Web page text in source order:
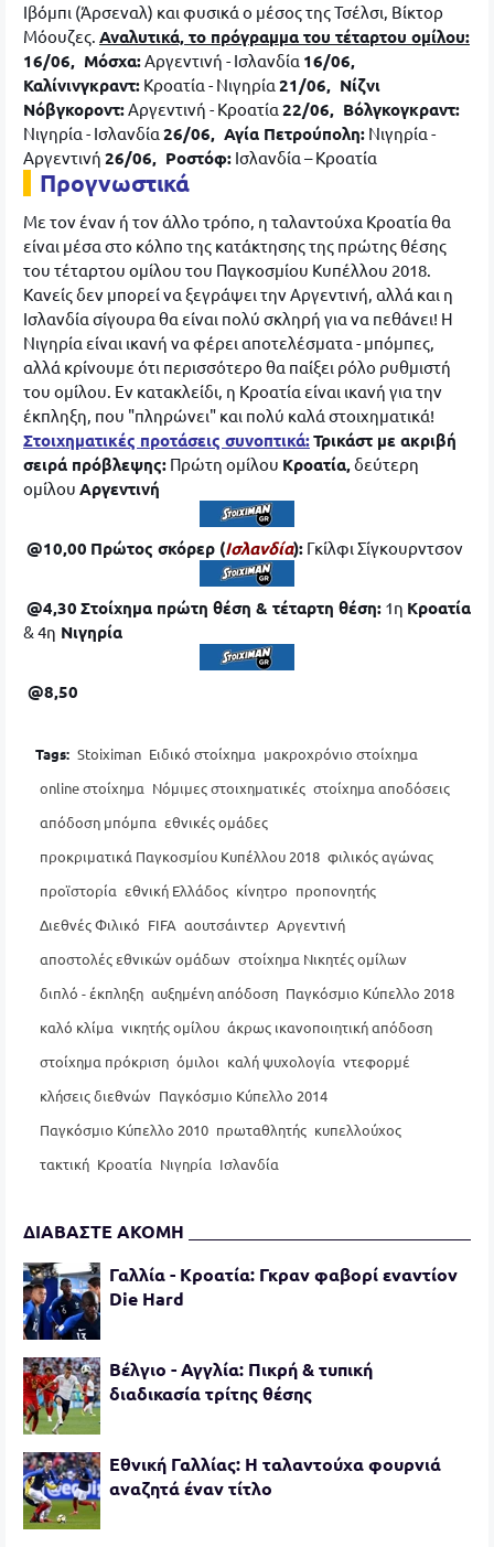
Ιβόμπι (Άρσεναλ) και φυσικά ο μέσος της Τσέλσι, Βίκτορ
Μόουζες. Αναλυτικά, το πρόγραμμα του τέταρτου ομίλου:
16/06, Μόσχα:Αργεντινή - Ισλανδία 16/06,
Καλίνινγκραντ: Κροατία - Νιγηρία 21/06, Νίζνι
Νόβγκοροντ:Αργεντινή - Κροατία 22/06, Βόλγκογκραντ:
Νιγηρία - Ισλανδία 26/06, Αγία Πετρούπολη: Νιγηρία -
Αργεντινή 26/06, Ροστόφ: Ισλανδία – Κροατία
Προγνωστικά
Με τον έναν ή τον άλλο τρόπο, η ταλαντούχα Κροατία θα
είναι μέσα στο κόλπο της κατάκτησης της πρώτης θέσης
του τέταρτου ομίλου του Παγκοσμίου Κυπέλλου 2018.
Κανείς δεν μπορεί να ξεγράψει την Αργεντινή, αλλά και η
Ισλανδία σίγουρα θα είναι πολύ σκληρή για να πεθάνει! Η
Νιγηρία είναι ικανή να φέρει αποτελέσματα - μπόμπες,
αλλά κρίνουμε ότι περισσότερο θα παίξει ρόλο ρυθμιστή
του ομίλου. Εν κατακλείδι, η Κροατία είναι ικανή για την
έκπληξη, που "πληρώνει" και πολύ καλά στοιχηματικά!
Στοιχηματικές προτάσεις συνοπτικά:Τρικάστ με ακριβή
σειρά πρόβλεψης: Πρώτη ομίλου Κροατία,δεύτερη
ομίλου Αργεντινή
@10,00 Πρώτος σκόρερ (Ισλανδία): Γκίλφι Σίγκουρντσον
@4,30 Στοίχημα πρώτη θέση & τέταρτη θέση: 1η Κροατία
& 4η Νιγηρία
@8,50
Tags: Stoiximan Ειδικό στοίχημα μακροχρόνιο στοίχημα
online στοίχημα Νόμιμες στοιχηματικές στοίχημα αποδόσεις
απόδοση μπόμπα εθνικές ομάδες
προκριματικά Παγκοσμίου Κυπέλλου 2018 φιλικός αγώνας
προϊστορία εθνική Ελλάδος κίνητρο προπονητής
Διεθνές Φιλικό FIFA αουτσάιντερ Αργεντινή
αποστολές εθνικών ομάδων στοίχημα Νικητές ομίλων
διπλό - έκπληξη αυξημένη απόδοση Παγκόσμιο Κύπελλο 2018
καλό κλίμα νικητής ομίλου άκρως ικανοποιητική απόδοση
στοίχημα πρόκριση όμιλοι καλή ψυχολογία ντεφορμέ
κλήσεις διεθνών Παγκόσμιο Κύπελλο 2014
Παγκόσμιο Κύπελλο 2010 πρωταθλητής κυπελλούχος
τακτική Κροατία Νιγηρία Ισλανδία
ΔΙΑΒΑΣΤΕ ΑΚΟΜΗ
Γαλλία - Κροατία: Γκραν φαβορί εναντίον
Die Hard
Βέλγιο - Αγγλία: Πικρή & τυπική
διαδικασία τρίτης θέσης
Εθνική Γαλλίας: Η ταλαντούχα φουρνιά
αναζητά έναν τίτλο